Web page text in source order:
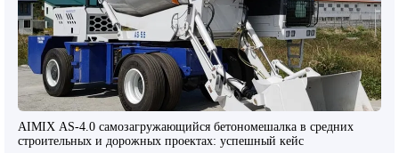
AIMIX AS-4.0 самозагружающийся бетономешалка в средних
строительных и дорожных проектах: успешный кейс